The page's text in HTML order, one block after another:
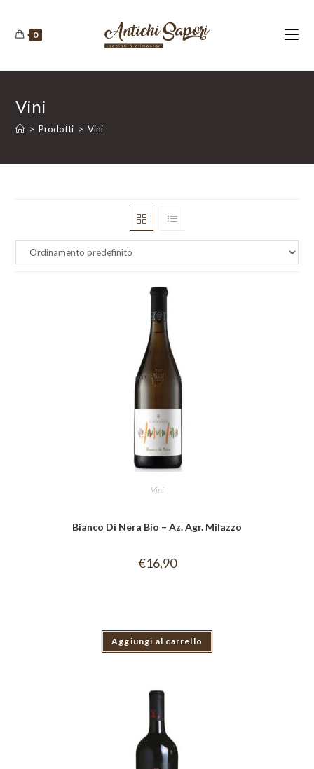
contenuto
0
Vini
> Prodotti > Vini
Vini
Bianco Di Nera Bio – Az. Agr. Milazzo
€16,90
Aggiungi al carrello